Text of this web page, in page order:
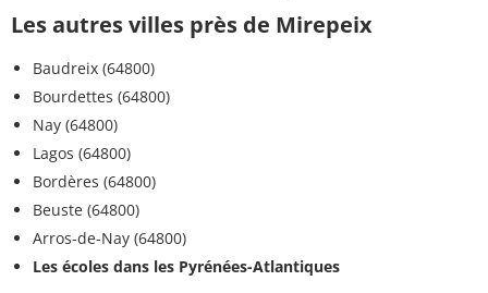
Les autres villes près de Mirepeix
Baudreix (64800)
Bourdettes (64800)
Nay (64800)
Lagos (64800)
Bordères (64800)
Beuste (64800)
Arros-de-Nay (64800)
Les écoles dans les Pyrénées-Atlantiques